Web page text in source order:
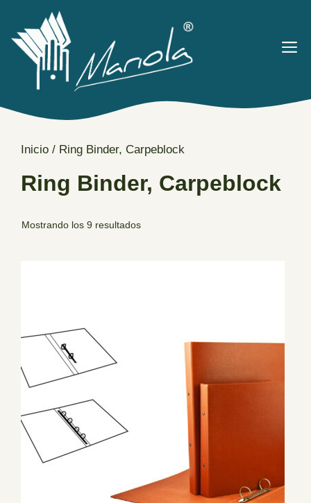
contenido
Inicio / Ring Binder, Carpeblock
Ring Binder, Carpeblock
Mostrando los 9 resultados